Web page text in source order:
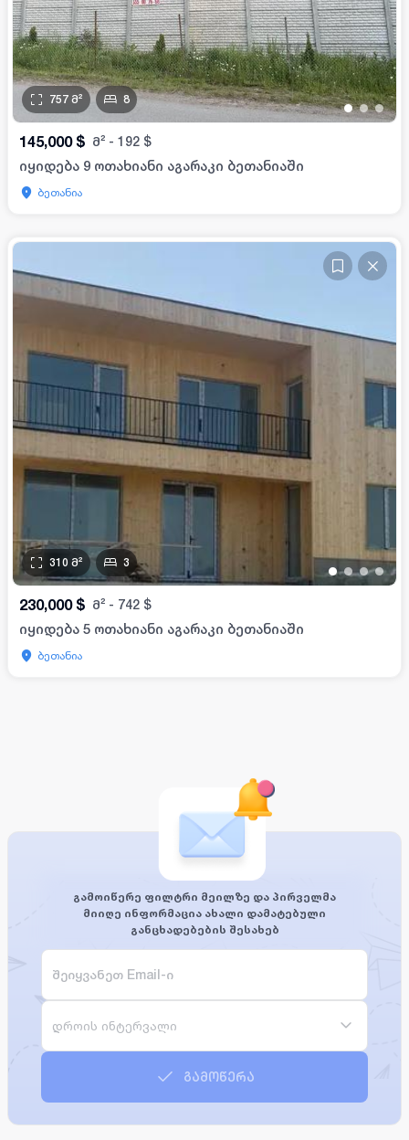
•••
757 მ² 8
145,000 $ მ² - 192 $
იყიდება 9 ოთახიანი აგარაკი ბეთანიაში
ბეთანია
••••
310 მ² 3
230,000 $ მ² - 742 $
იყიდება 5 ოთახიანი აგარაკი ბეთანიაში
ბეთანია
გამოიწერე ფილტრი მეილზე და პირველმა
მიიღე ინფორმაცია ახალი დამატებული
განცხადებების შესახებ
დროის ინტერვალი
გამოწერა